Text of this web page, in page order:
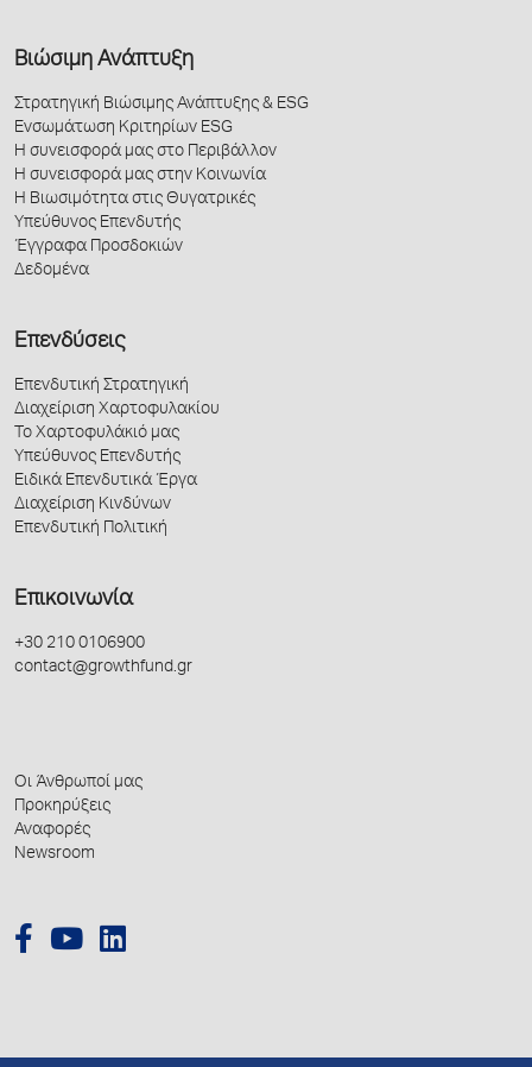
Βιώσιμη Ανάπτυξη
Στρατηγική Βιώσιμης Ανάπτυξης & ESG
Ενσωμάτωση Κριτηρίων ESG
Η συνεισφορά μας στο Περιβάλλον
Η συνεισφορά μας στην Κοινωνία
Η Βιωσιμότητα στις Θυγατρικές
Υπεύθυνος Επενδυτής
Έγγραφα Προσδοκιών
Δεδομένα
Επενδύσεις
Επενδυτική Στρατηγική
Διαχείριση Χαρτοφυλακίου
Το Χαρτοφυλάκιό μας
Υπεύθυνος Επενδυτής
Ειδικά Επενδυτικά Έργα
Διαχείριση Κινδύνων
Επενδυτική Πολιτική
Επικοινωνία
+30 210 0106900
contact@growthfund.gr
Οι Άνθρωποί μας
Προκηρύξεις
Αναφορές
Newsroom